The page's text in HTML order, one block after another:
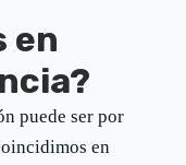
en
puede ser por
en